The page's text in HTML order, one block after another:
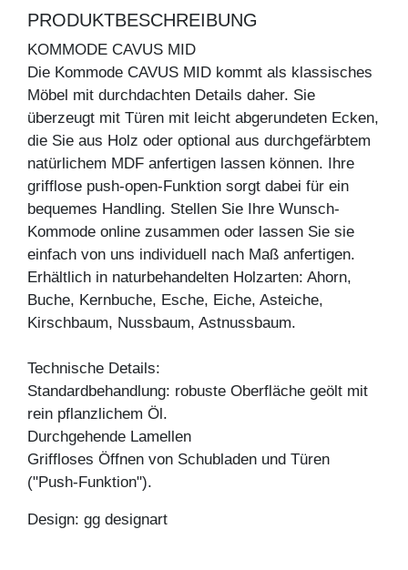
PRODUKTBESCHREIBUNG
KOMMODE CAVUS MID
Die Kommode CAVUS MID kommt als klassisches
Möbel mit durchdachten Details daher. Sie
überzeugt mit Türen mit leicht abgerundeten Ecken,
die Sie aus Holz oder optional aus durchgefärbtem
natürlichem MDF anfertigen lassen können. Ihre
grifflose push-open-Funktion sorgt dabei für ein
bequemes Handling. Stellen Sie Ihre Wunsch-
Kommode online zusammen oder lassen Sie sie
einfach von uns individuell nach Maß anfertigen.
Erhältlich in naturbehandelten Holzarten: Ahorn,
Buche, Kernbuche, Esche, Eiche, Asteiche,
Kirschbaum, Nussbaum, Astnussbaum.
Technische Details:
Standardbehandlung: robuste Oberfläche geölt mit
rein pflanzlichem Öl.
Durchgehende Lamellen
Griffloses Öffnen von Schubladen und Türen
("Push-Funktion").
Design: gg designart